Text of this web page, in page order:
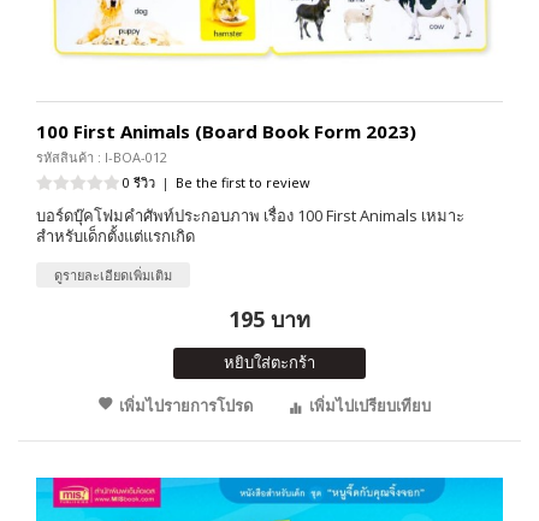
100 First Animals (Board Book Form 2023)
รหัสสินค้า : I-BOA-012
0 รีวิว | Be the first to review
บอร์ดบุ๊คโฟมคำศัพท์ประกอบภาพ เรื่อง 100 First Animals เหมาะ
สำหรับเด็กตั้งแต่แรกเกิด
ดูรายละเอียดเพิ่มเติม
195 บาท
หยิบใส่ตะกร้า
เพิ่มไปรายการโปรด
เพิ่มไปเปรียบเทียบ